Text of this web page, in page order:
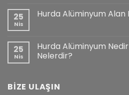
25
Nis
Hurda Alüminyum Alan
25
Nis
Hurda Alüminyum
Nelerdir?
BİZE ULAŞIN